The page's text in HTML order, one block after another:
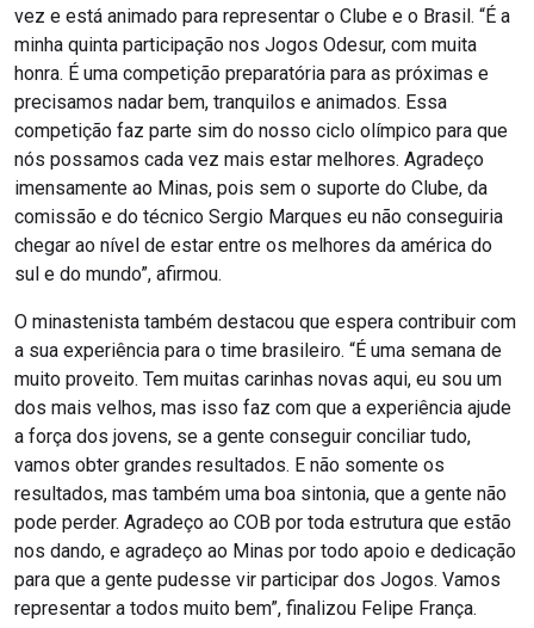
vez e está animado para representar o Clube e o Brasil. “É a
minha quinta participação nos Jogos Odesur, com muita
honra. É uma competição preparatória para as próximas e
precisamos nadar bem, tranquilos e animados. Essa
competição faz parte sim do nosso ciclo olímpico para que
nós possamos cada vez mais estar melhores. Agradeço
imensamente ao Minas, pois sem o suporte do Clube, da
comissão e do técnico Sergio Marques eu não conseguiria
chegar ao nível de estar entre os melhores da américa do
sul e do mundo”, afirmou.
O minastenista também destacou que espera contribuir com
a sua experiência para o time brasileiro. “É uma semana de
muito proveito. Tem muitas carinhas novas aqui, eu sou um
dos mais velhos, mas isso faz com que a experiência ajude
a força dos jovens, se a gente conseguir conciliar tudo,
vamos obter grandes resultados. E não somente os
resultados, mas também uma boa sintonia, que a gente não
pode perder. Agradeço ao COB por toda estrutura que estão
nos dando, e agradeço ao Minas por todo apoio e dedicação
para que a gente pudesse vir participar dos Jogos. Vamos
representar a todos muito bem”, finalizou Felipe França.